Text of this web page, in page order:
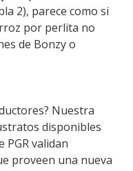
2), parece como si
por perlita no
de Bonzy o
Nuestra
disponibles
PGR validan
proveen una nueva